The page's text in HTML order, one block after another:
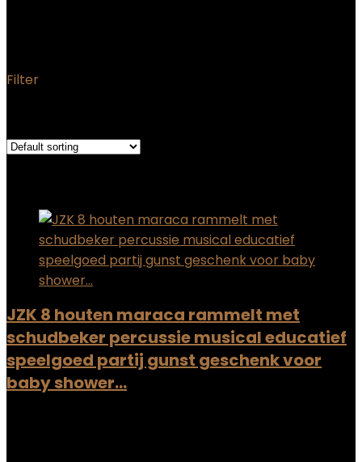
Filter
JZK 8 houten maraca rammelt met
schudbeker percussie musical educatief
speelgoed partij gunst geschenk voor
baby shower…